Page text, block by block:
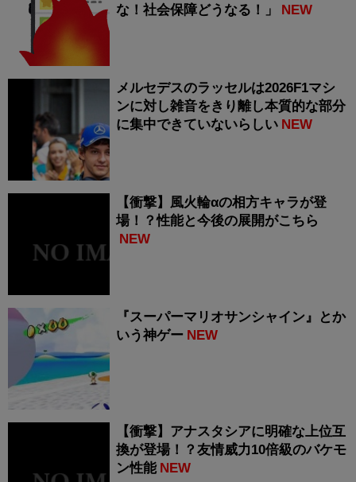
な！社会保障どうなる！」
NEW
メルセデスのラッセルは2026F1マシ
ンに対し雑音をきり離し本質的な部分
に集中できていないらしい NEW
【衝撃】風火輪αの相方キャラが登
場！？性能と今後の展開がこちら
NEW
『スーパーマリオサンシャイン』とか
いう神ゲー NEW
【衝撃】アナスタシアに明確な上位互
換が登場！？友情威力10倍級のバケモ
ン性能 NEW